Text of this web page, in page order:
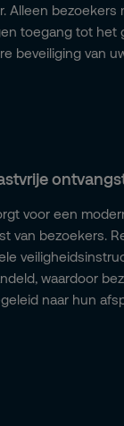
Alleen bezoekers
toegang tot het
beveiliging van
voor een
van bezoekers.
waardoor
naar hun